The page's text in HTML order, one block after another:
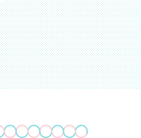
MARY ELISE | チェーン
ポーチ - ラベンダーケー
キ
3,995円 (税込)